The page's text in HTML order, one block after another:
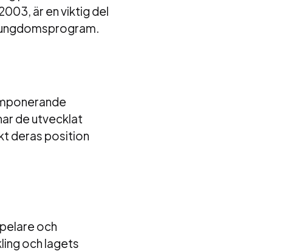
är en viktig del
de utvecklat
deras position
och
och lagets